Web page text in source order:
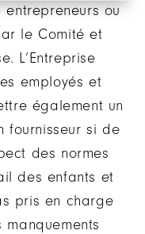
entrepreneurs ou
le Comité et
L’Entreprise
employés et
également un
fournisseur si de
des normes
des enfants et
pris en charge